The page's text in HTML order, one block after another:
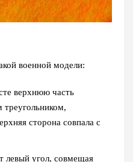
военной модели:
верхнюю часть
сторона совпала с
левый угол, совмещая